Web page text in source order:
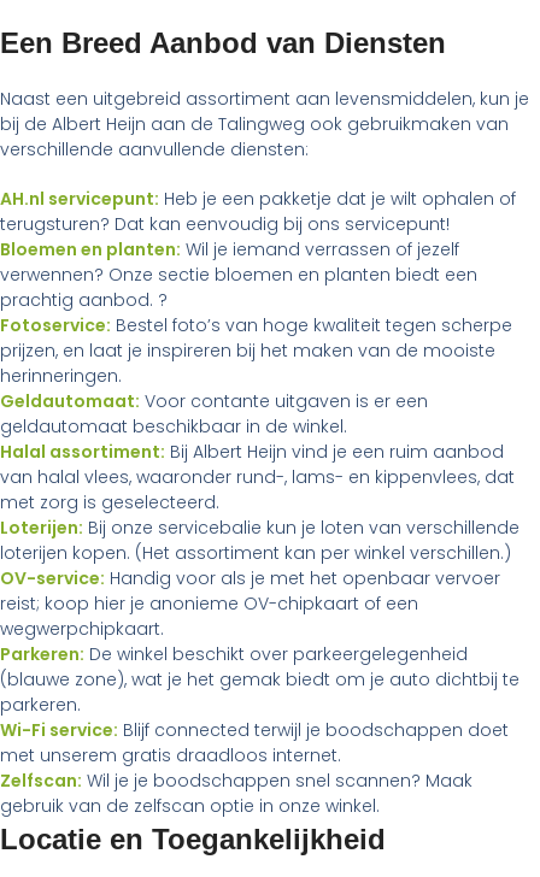
Een Breed Aanbod van Diensten
Naast een uitgebreid assortiment aan levensmiddelen, kun je
bij de Albert Heijn aan de Talingweg ook gebruikmaken van
verschillende aanvullende diensten:
AH.nl servicepunt: Heb je een pakketje dat je wilt ophalen of
terugsturen? Dat kan eenvoudig bij ons servicepunt!
Bloemen en planten: Wil je iemand verrassen of jezelf
verwennen? Onze sectie bloemen en planten biedt een
prachtig aanbod. ?
Fotoservice: Bestel foto’s van hoge kwaliteit tegen scherpe
prijzen, en laat je inspireren bij het maken van de mooiste
herinneringen.
Geldautomaat: Voor contante uitgaven is er een
geldautomaat beschikbaar in de winkel.
Halal assortiment: Bij Albert Heijn vind je een ruim aanbod
van halal vlees, waaronder rund-, lams- en kippenvlees, dat
met zorg is geselecteerd.
Loterijen: Bij onze servicebalie kun je loten van verschillende
loterijen kopen. (Het assortiment kan per winkel verschillen.)
OV-service: Handig voor als je met het openbaar vervoer
reist; koop hier je anonieme OV-chipkaart of een
wegwerpchipkaart.
Parkeren: De winkel beschikt over parkeergelegenheid
(blauwe zone), wat je het gemak biedt om je auto dichtbij te
parkeren.
Wi-Fi service: Blijf connected terwijl je boodschappen doet
met unserem gratis draadloos internet.
Zelfscan: Wil je je boodschappen snel scannen? Maak
gebruik van de zelfscan optie in onze winkel.
Locatie en Toegankelijkheid